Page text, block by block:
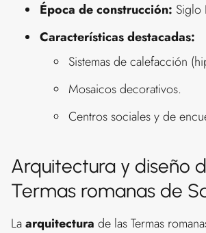
Época de construcción: Siglo
Características destacadas:
Sistemas de calefacción
Mosaicos decorativos.
Centros sociales y de
Arquitectura y diseño
Termas romanas de
Laarquitectura de las Termas